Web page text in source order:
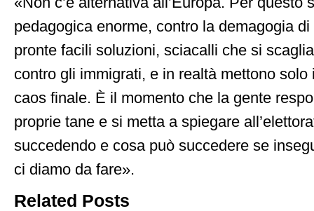
pedagogica enorme, contro la demagogia
pronte facili soluzioni, sciacalli che si
contro gli immigrati, e in realtà mettono solo
caos finale. È il momento che la gente
proprie tane e si metta a spiegare
succedendo e cosa può succedere se
ci diamo da fare».
Related Posts